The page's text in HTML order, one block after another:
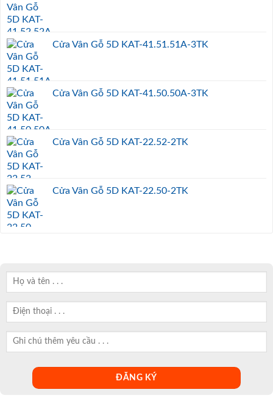
Cửa Vân Gỗ 5D KAT-41.51.51A-3TK
Cửa Vân Gỗ 5D KAT-41.50.50A-3TK
Cửa Vân Gỗ 5D KAT-22.52-2TK
Cửa Vân Gỗ 5D KAT-22.50-2TK